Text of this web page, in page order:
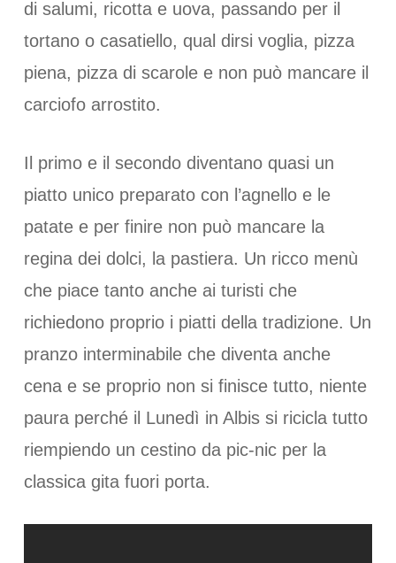
di salumi, ricotta e uova, passando per il
tortano o casatiello, qual dirsi voglia, pizza
piena, pizza di scarole e non può mancare il
carciofo arrostito.
Il primo e il secondo diventano quasi un
piatto unico preparato con l’agnello e le
patate e per finire non può mancare la
regina dei dolci, la pastiera. Un ricco menù
che piace tanto anche ai turisti che
richiedono proprio i piatti della tradizione. Un
pranzo interminabile che diventa anche
cena e se proprio non si finisce tutto, niente
paura perché il Lunedì in Albis si ricicla tutto
riempiendo un cestino da pic-nic per la
classica gita fuori porta.